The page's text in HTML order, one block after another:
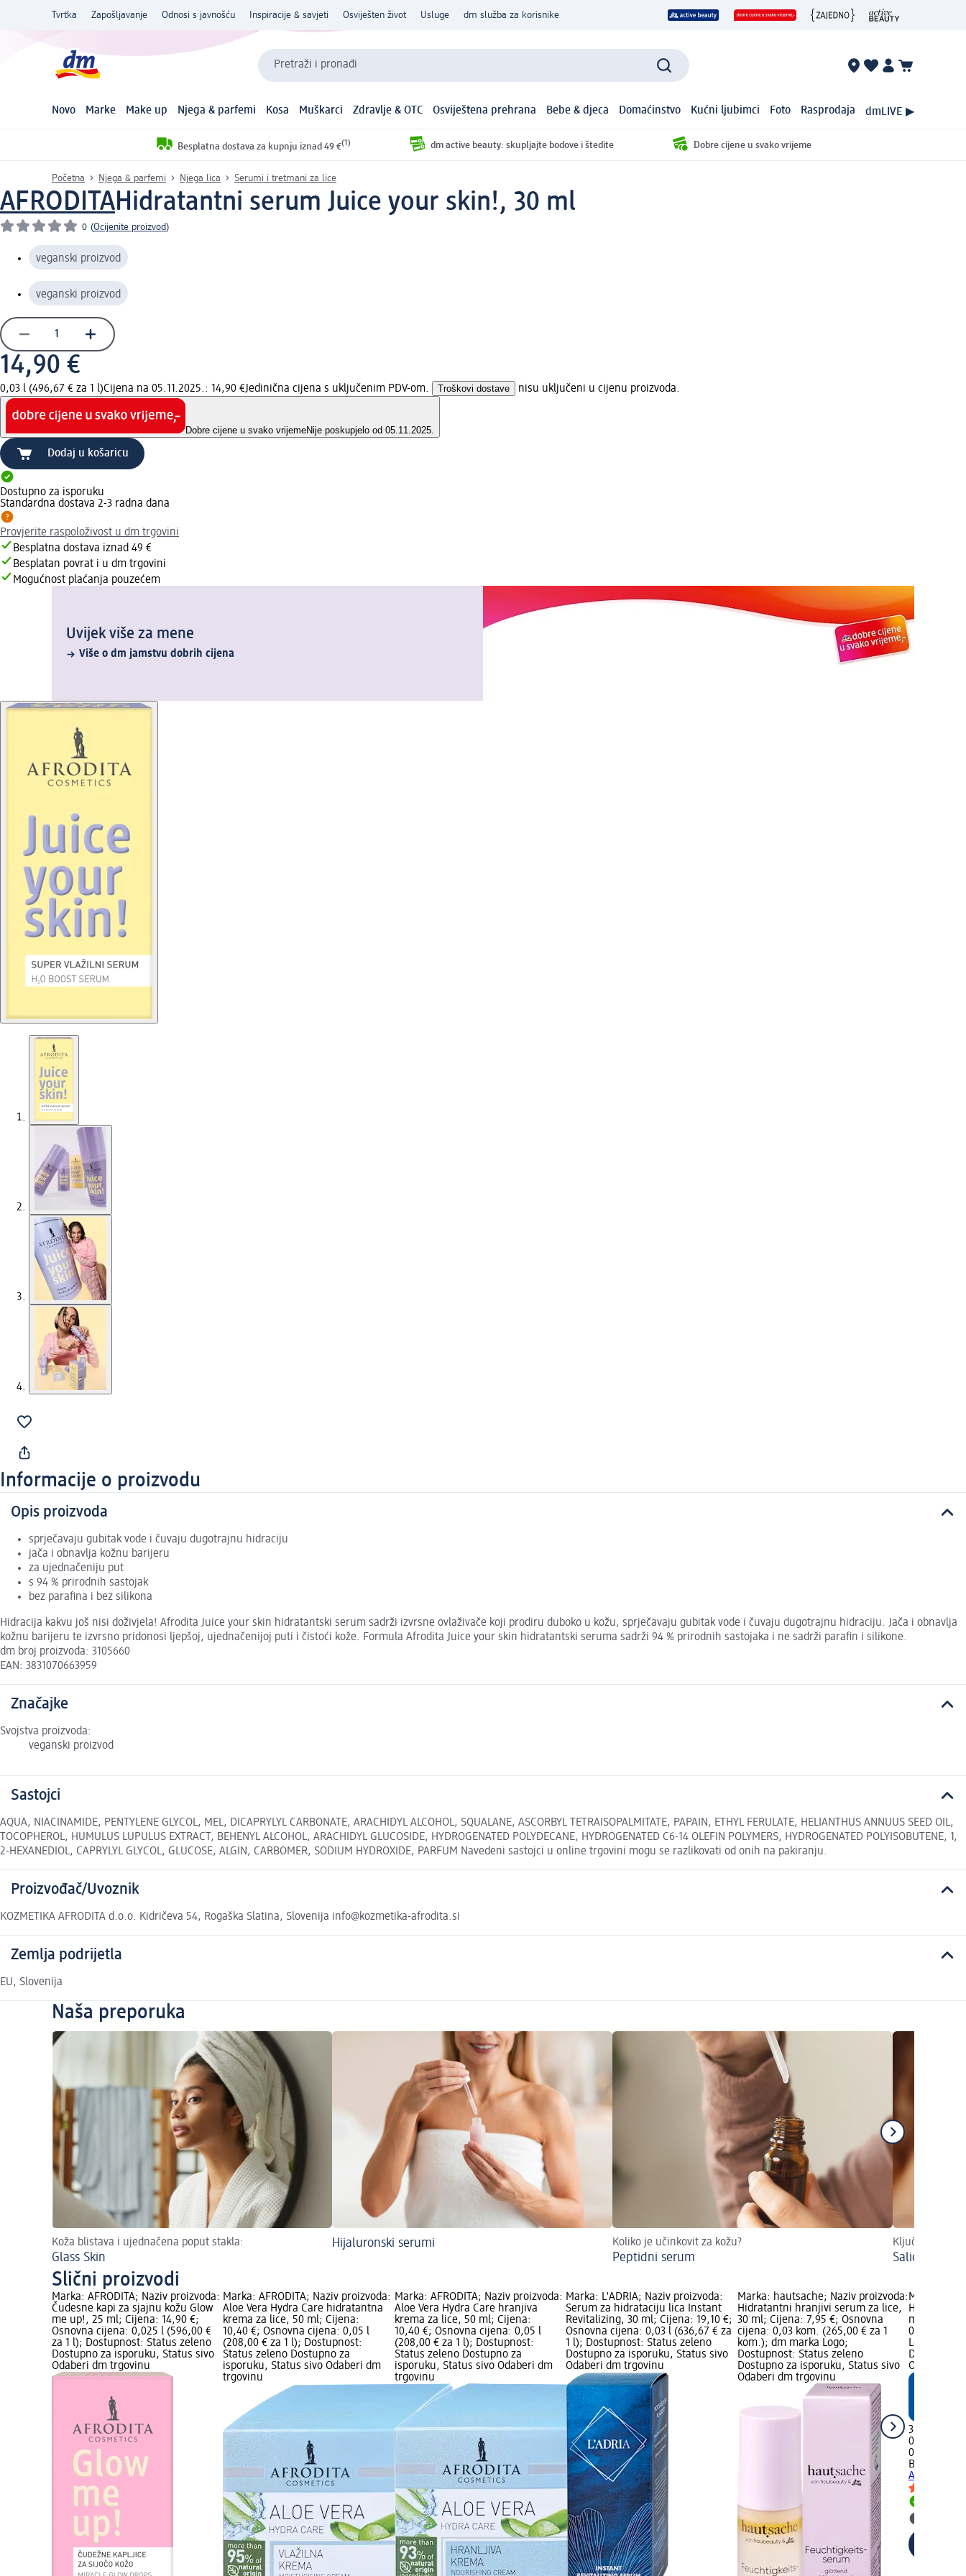
Tvrtka Zapošljavanje Odnosi s javnošću Inspiracije & savjeti Osviješten život Usluge dm služba za korisnike
Pretraži i pronađi
Novo Marke Make up Njega & parfemi Kosa Muškarci Zdravlje & OTC Osviještena prehrana Bebe & djeca Domaćinstvo Kućni ljubimci Foto Rasprodaja dmLIVE ▶
Besplatna dostava za kupnju iznad 49 €(1) dm active beauty: skupljajte bodove i štedite Dobre cijene u svako vrijeme
Početna Njega & parfemi Njega lica Serumi i tretmani za lice
AFRODITAHidratantni serum Juice your skin!, 30 ml
0 (Ocijenite proizvod)
veganski proizvod
veganski proizvod
14,90 €
0,03 l (496,67 € za 1 l)Cijena na 05.11.2025.: 14,90 €Jedinična cijena s uključenim PDV-om. Troškovi dostave nisu uključeni u cijenu proizvoda.
Dobre cijene u svako vrijemeNije poskupjelo od 05.11.2025.
Dodaj u košaricu
Dostupno za isporuku
Standardna dostava 2-3 radna dana
Provjerite raspoloživost u dm trgovini
Besplatna dostava iznad 49 €
Besplatan povrat i u dm trgovini
Mogućnost plaćanja pouzećem
Uvijek više za mene
Više o dm jamstvu dobrih cijena
Informacije o proizvodu
Opis proizvoda
sprječavaju gubitak vode i čuvaju dugotrajnu hidraciju
jača i obnavlja kožnu barijeru
za ujednačeniju put
s 94 % prirodnih sastojak
bez parafina i bez silikona
Hidracija kakvu još nisi doživjela! Afrodita Juice your skin hidratantski serum sadrži izvrsne ovlaživače koji prodiru duboko u kožu, sprječavaju gubitak vode i čuvaju dugotrajnu hidraciju. Jača i obnavlja
kožnu barijeru te izvrsno pridonosi ljepšoj, ujednačenijoj puti i čistoći kože. Formula Afrodita Juice your skin hidratantski seruma sadrži 94 % prirodnih sastojaka i ne sadrži parafin i silikone.
dm broj proizvoda: 3105660
EAN: 3831070663959
Značajke
Svojstva proizvoda:
veganski proizvod
Sastojci
AQUA, NIACINAMIDE, PENTYLENE GLYCOL, MEL, DICAPRYLYL CARBONATE, ARACHIDYL ALCOHOL, SQUALANE, ASCORBYL TETRAISOPALMITATE, PAPAIN, ETHYL FERULATE, HELIANTHUS ANNUUS SEED OIL,
TOCOPHEROL, HUMULUS LUPULUS EXTRACT, BEHENYL ALCOHOL, ARACHIDYL GLUCOSIDE, HYDROGENATED POLYDECANE, HYDROGENATED C6-14 OLEFIN POLYMERS, HYDROGENATED POLYISOBUTENE, 1,
2-HEXANEDIOL, CAPRYLYL GLYCOL, GLUCOSE, ALGIN, CARBOMER, SODIUM HYDROXIDE, PARFUM Navedeni sastojci u online trgovini mogu se razlikovati od onih na pakiranju.
Proizvođač/Uvoznik
KOZMETIKA AFRODITA d.o.o. Kidričeva 54, Rogaška Slatina, Slovenija info@kozmetika-afrodita.si
Zemlja podrijetla
EU, Slovenija
Naša preporuka
Koža blistava i ujednačena poput stakla:
Glass Skin
Hijaluronski serumi Koliko je učinkovit za kožu?
Peptidni serum
Ključ za čistu i
Salicilna
Slični proizvodi
Marka: AFRODITA; Naziv proizvoda:
Čudesne kapi za sjajnu kožu Glow
me up!, 25 ml; Cijena: 14,90 €;
Osnovna cijena: 0,025 l (596,00 €
za 1 l); Dostupnost: Status zeleno
Dostupno za isporuku, Status sivo
Odaberi dm trgovinu
Marka: AFRODITA; Naziv proizvoda:
Aloe Vera Hydra Care hidratantna
krema za lice, 50 ml; Cijena:
10,40 €; Osnovna cijena: 0,05 l
(208,00 € za 1 l); Dostupnost:
Status zeleno Dostupno za
isporuku, Status sivo Odaberi dm
trgovinu
Marka: AFRODITA; Naziv proizvoda:
Aloe Vera Hydra Care hranjiva
krema za lice, 50 ml; Cijena:
10,40 €; Osnovna cijena: 0,05 l
(208,00 € za 1 l); Dostupnost:
Status zeleno Dostupno za
isporuku, Status sivo Odaberi dm
trgovinu
Marka: L'ADRIA; Naziv proizvoda:
Serum za hidrataciju lica Instant
Revitalizing, 30 ml; Cijena: 19,10 €;
Osnovna cijena: 0,03 l (636,67 € za
1 l); Dostupnost: Status zeleno
Dostupno za isporuku, Status sivo
Odaberi dm trgovinu
Marka: hautsache; Naziv proizvoda:
Hidratantni hranjivi serum za lice,
30 ml; Cijena: 7,95 €; Osnovna
cijena: 0,03 kom. (265,00 € za 1
kom.); dm marka Logo;
Dostupnost: Status zeleno
Dostupno za isporuku, Status sivo
Odaberi dm trgovinu
Marka:
Hidratantni
ml; Cijena:
0,03 l
Logo;
Dostupno
Odaberi
3,25 €
0,03 l
Balea
Aqua, 30 ml